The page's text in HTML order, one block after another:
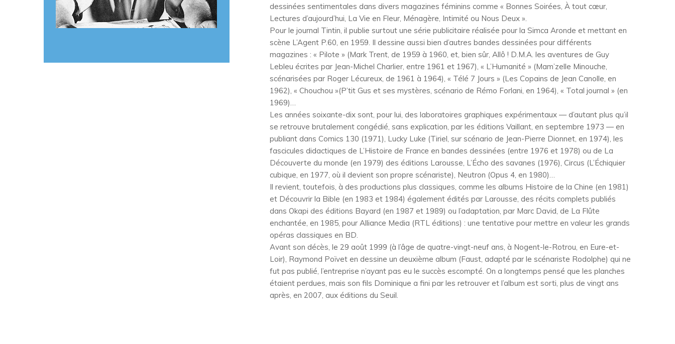
dessinées sentimentales dans divers magazines féminins comme « Bonnes Soirées, À tout cœur,
Lectures d’aujourd’hui, La Vie en Fleur, Ménagère, Intimité ou Nous Deux ».
Pour le journal Tintin, il publie surtout une série publicitaire réalisée pour la Simca Aronde et mettant en
scène L’Agent P.60, en 1959. Il dessine aussi bien d’autres bandes dessinées pour différents
magazines : « Pilote » (Mark Trent, de 1959 à 1960, et, bien sûr, Allô ! D.M.A. les aventures de Guy
Lebleu écrites par Jean-Michel Charlier, entre 1961 et 1967), « L’Humanité » (Mam’zelle Minouche,
scénarisées par Roger Lécureux, de 1961 à 1964), « Télé 7 Jours » (Les Copains de Jean Canolle, en
1962), « Chouchou »(P’tit Gus et ses mystères, scénario de Rémo Forlani, en 1964), « Total journal » (en
1969)…
Les années soixante-dix sont, pour lui, des laboratoires graphiques expérimentaux — d’autant plus qu’il
se retrouve brutalement congédié, sans explication, par les éditions Vaillant, en septembre 1973 — en
publiant dans Comics 130 (1971), Lucky Luke (Tiriel, sur scénario de Jean-Pierre Dionnet, en 1974), les
fascicules didactiques de L’Histoire de France en bandes dessinées (entre 1976 et 1978) ou de La
Découverte du monde (en 1979) des éditions Larousse, L’Écho des savanes (1976), Circus (L’Échiquier
cubique, en 1977, où il devient son propre scénariste), Neutron (Opus 4, en 1980)…
Il revient, toutefois, à des productions plus classiques, comme les albums Histoire de la Chine (en 1981)
et Découvrir la Bible (en 1983 et 1984) également édités par Larousse, des récits complets publiés
dans Okapi des éditions Bayard (en 1987 et 1989) ou l’adaptation, par Marc David, de La Flûte
enchantée, en 1985, pour Alliance Media (RTL éditions) : une tentative pour mettre en valeur les grands
opéras classiques en BD.
Avant son décès, le 29 août 1999 (à l’âge de quatre-vingt-neuf ans, à Nogent-le-Rotrou, en Eure-et-
Loir), Raymond Poïvet en dessine un deuxième album (Faust, adapté par le scénariste Rodolphe) qui ne
fut pas publié, l’entreprise n’ayant pas eu le succès escompté. On a longtemps pensé que les planches
étaient perdues, mais son fils Dominique a fini par les retrouver et l’album est sorti, plus de vingt ans
après, en 2007, aux éditions du Seuil.